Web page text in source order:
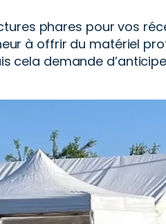
phares pour vos
à offrir du matériel
cela demande